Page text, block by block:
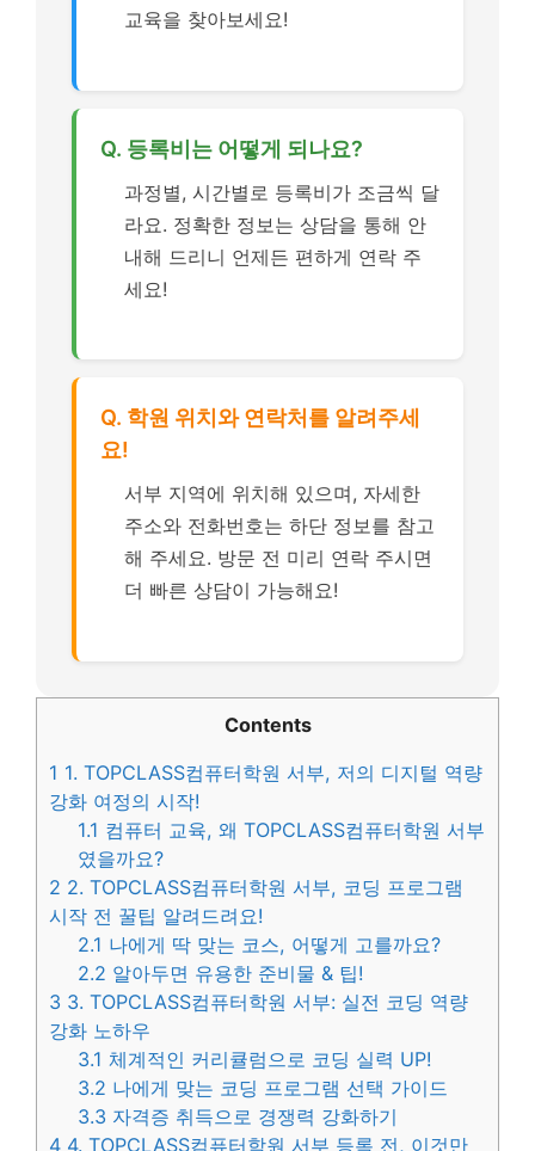
교육을 찾아보세요!
Q. 등록비는 어떻게 되나요?
과정별, 시간별로 등록비가 조금씩 달
라요. 정확한 정보는 상담을 통해 안
내해 드리니 언제든 편하게 연락 주
세요!
Q. 학원 위치와 연락처를 알려주세
요!
서부 지역에 위치해 있으며, 자세한
주소와 전화번호는 하단 정보를 참고
해 주세요. 방문 전 미리 연락 주시면
더 빠른 상담이 가능해요!
Contents
1 1. TOPCLASS컴퓨터학원 서부, 저의 디지털 역량
강화 여정의 시작!
1.1 컴퓨터 교육, 왜 TOPCLASS컴퓨터학원 서부
였을까요?
2 2. TOPCLASS컴퓨터학원 서부, 코딩 프로그램
시작 전 꿀팁 알려드려요!
2.1 나에게 딱 맞는 코스, 어떻게 고를까요?
2.2 알아두면 유용한 준비물 & 팁!
3 3. TOPCLASS컴퓨터학원 서부: 실전 코딩 역량
강화 노하우
3.1 체계적인 커리큘럼으로 코딩 실력 UP!
3.2 나에게 맞는 코딩 프로그램 선택 가이드
3.3 자격증 취득으로 경쟁력 강화하기
4 4. TOPCLASS컴퓨터학원 서부 등록 전, 이것만